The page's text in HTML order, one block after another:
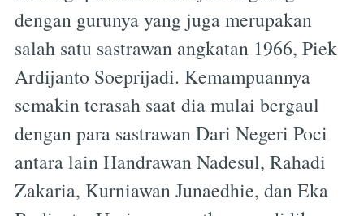
dengan gurunya yang juga merupakan
salah satu sastrawan angkatan 1966, Piek
Ardijanto Soeprijadi. Kemampuannya
semakin terasah saat dia mulai bergaul
dengan para sastrawan Dari Negeri Poci
antara lain Handrawan Nadesul, Rahadi
Zakaria, Kurniawan Junaedhie, dan Eka